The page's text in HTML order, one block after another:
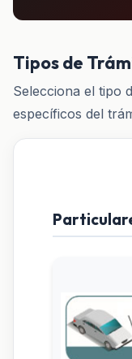
Tipos de
Selecciona el tipo
específicos del